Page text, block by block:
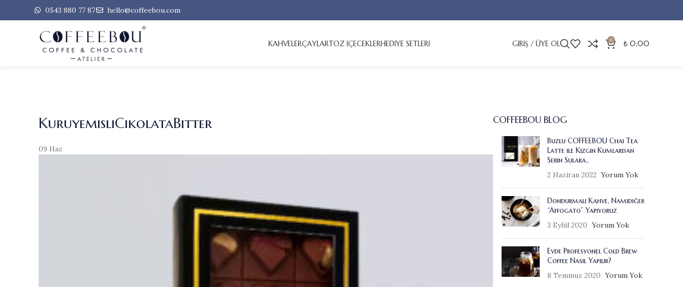
0543 880 77 87 hello@coffeebou.com
KAHVELERÇAYLARTOZ İÇECEKLERHEDİYE SETLERİ GIRIŞ / ÜYE OL 0 ₺ 0,00
KuruyemisliCikolataBitter
09 Haz
COFFEEBOU BLOG
Buzlu COFFEEBOU Chai Tea
Latte ile Kızgın Kumlardan
Serin Sulara..
2 Haziran 2022 Yorum Yok
Dondurmalı Kahve, Namıdiğer
“Affogato” Yapıyoruz
3 Eylül 2020 Yorum Yok
Evde Profesyonel Cold Brew
Coffee Nasıl Yapılır?
8 Temmuz 2020 Yorum Yok